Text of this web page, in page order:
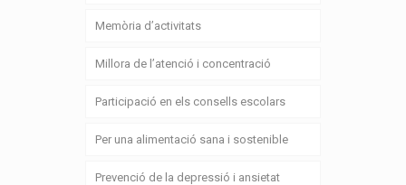
Memòria d’activitats
Millora de l’atenció i concentració
Participació en els consells escolars
Per una alimentació sana i sostenible
Prevenció de la depressió i ansietat